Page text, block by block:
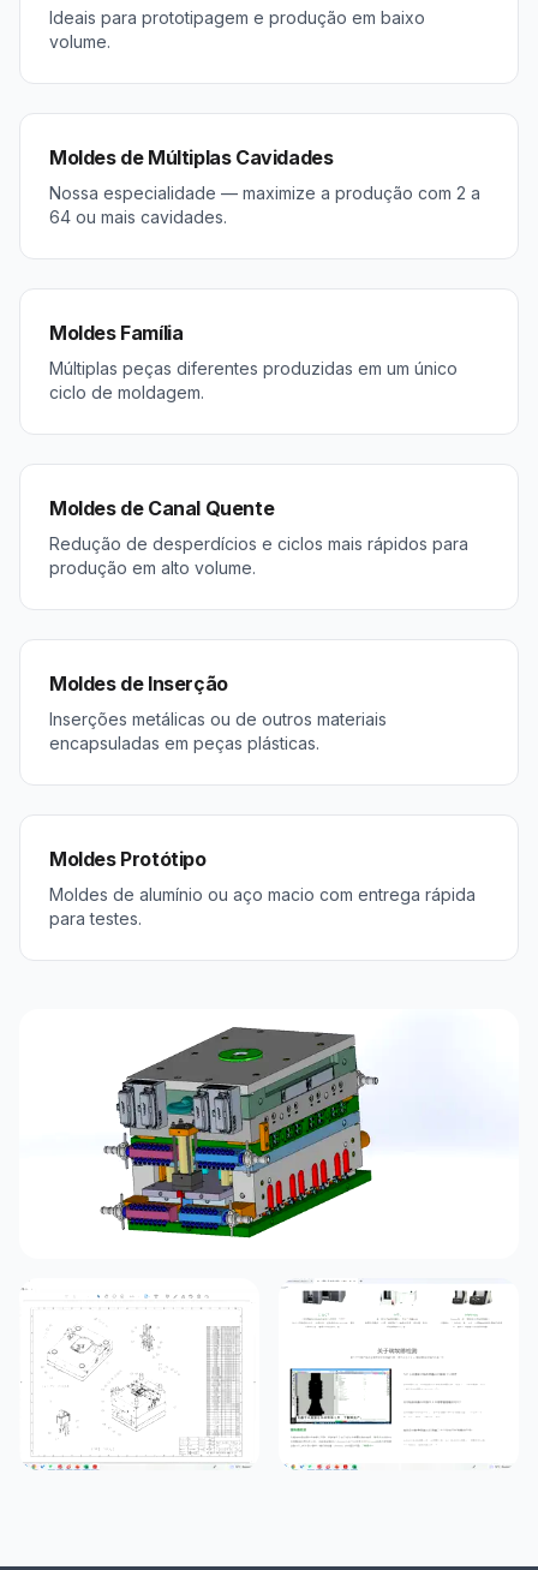
Ideais para prototipagem e produção em baixo
volume.
Moldes de Múltiplas Cavidades
Nossa especialidade — maximize a produção com 2 a
64 ou mais cavidades.
Moldes Família
Múltiplas peças diferentes produzidas em um único
ciclo de moldagem.
Moldes de Canal Quente
Redução de desperdícios e ciclos mais rápidos para
produção em alto volume.
Moldes de Inserção
Inserções metálicas ou de outros materiais
encapsuladas em peças plásticas.
Moldes Protótipo
Moldes de alumínio ou aço macio com entrega rápida
para testes.